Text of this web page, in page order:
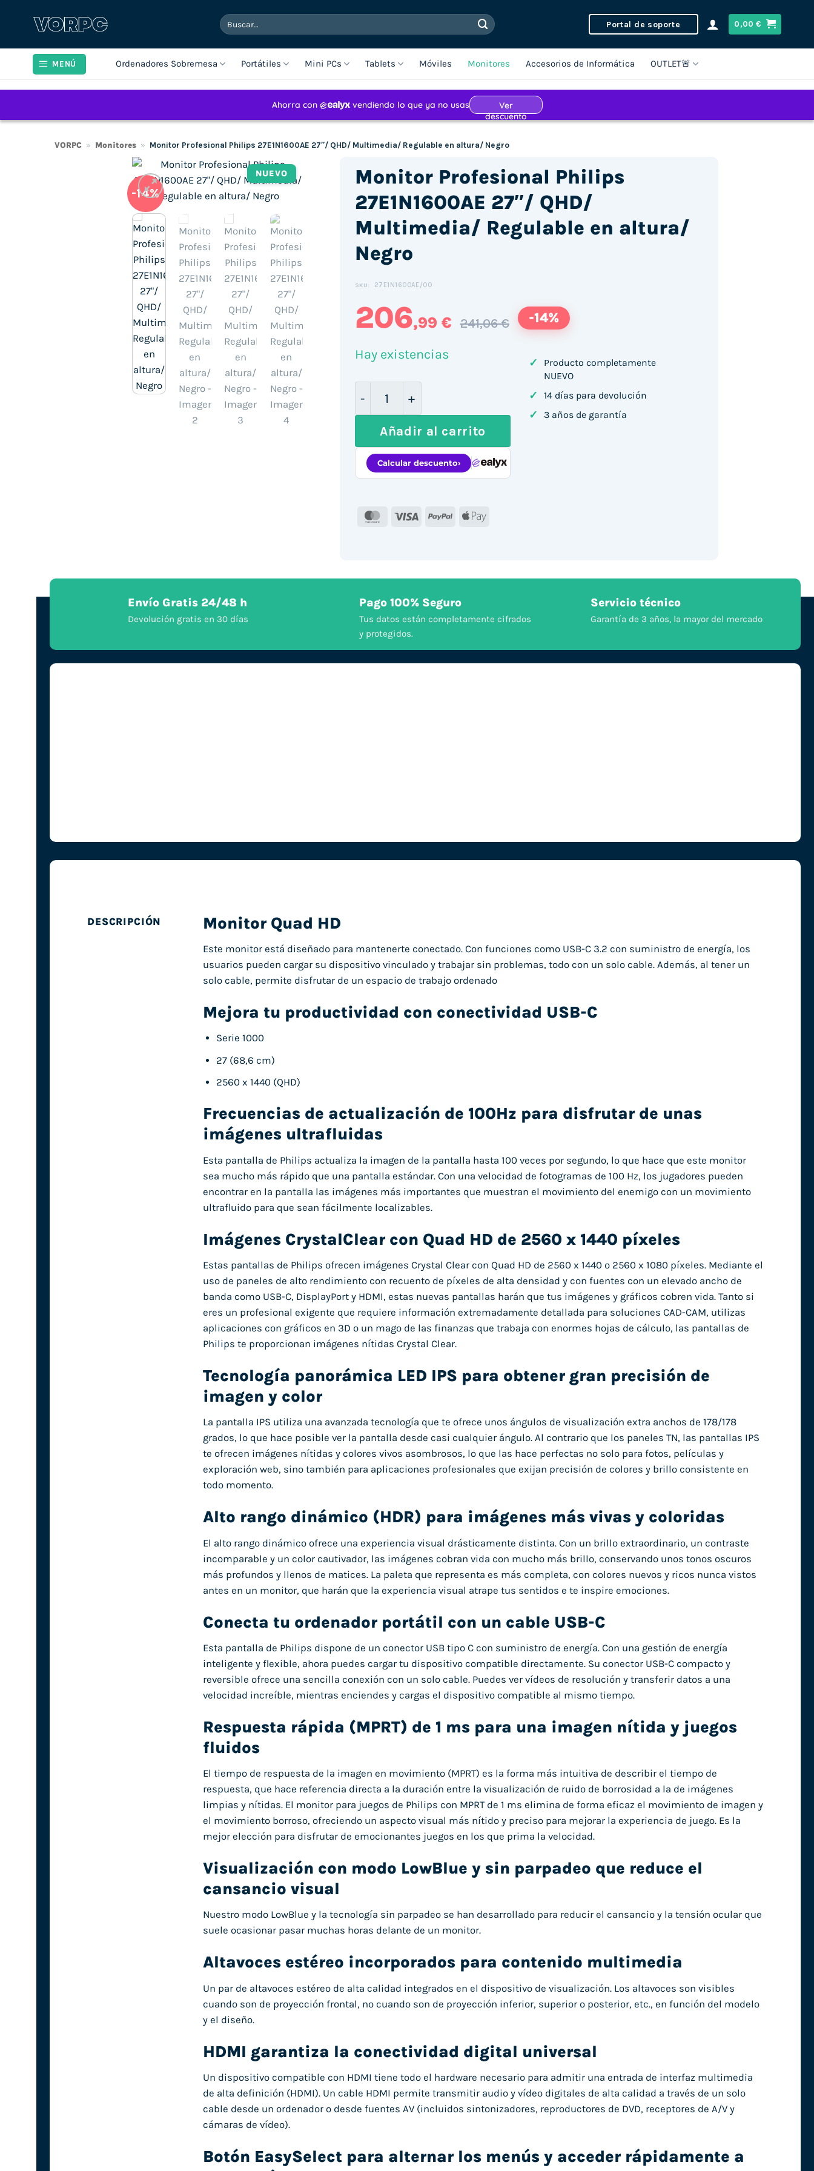
Buscar
por:
Portal de soporte 0,00€
MENÚ Ordenadores Sobremesa Portátiles Mini PCs Tablets Móviles Monitores Accesorios de Informática OUTLET🚨
VORPC » Monitores » Monitor Profesional Philips 27E1N1600AE 27″/ QHD/ Multimedia/ Regulable en altura/ Negro
NUEVO
-14%
Monitor Profesional Philips
27E1N1600AE 27″/ QHD/
Multimedia/ Regulable en altura/
Negro
SKU: 27E1N1600AE/00
206,99 € 241,06 € -14%
Hay existencias
Monitor Profesional Philips 27E1N1600AE 27"/ QHD/ Multimedia/ Regulable en
Añadir al carrito
MasterCard
Visa PayPal Apple
✓
Producto completamente
NUEVO
✓ 14 días para devolución
✓ 3 años de garantía
Envío Gratis 24/48 h
Devolución gratis en 30 días
Pago 100% Seguro
Tus datos están completamente cifrados
y protegidos.
Servicio técnico
Garantía de 3 años, la mayor del mercado
DESCRIPCIÓN Monitor Quad HD
Este monitor está diseñado para mantenerte conectado. Con funciones como USB-C 3.2 con suministro de energía, los
usuarios pueden cargar su dispositivo vinculado y trabajar sin problemas, todo con un solo cable. Además, al tener un
solo cable, permite disfrutar de un espacio de trabajo ordenado
Mejora tu productividad con conectividad USB-C
Serie 1000
27 (68,6 cm)
2560 x 1440 (QHD)
Frecuencias de actualización de 100Hz para disfrutar de unas
imágenes ultrafluidas
Esta pantalla de Philips actualiza la imagen de la pantalla hasta 100 veces por segundo, lo que hace que este monitor
sea mucho más rápido que una pantalla estándar. Con una velocidad de fotogramas de 100 Hz, los jugadores pueden
encontrar en la pantalla las imágenes más importantes que muestran el movimiento del enemigo con un movimiento
ultrafluido para que sean fácilmente localizables.
Imágenes CrystalClear con Quad HD de 2560 x 1440 píxeles
Estas pantallas de Philips ofrecen imágenes Crystal Clear con Quad HD de 2560 x 1440 o 2560 x 1080 píxeles. Mediante el
uso de paneles de alto rendimiento con recuento de píxeles de alta densidad y con fuentes con un elevado ancho de
banda como USB-C, DisplayPort y HDMI, estas nuevas pantallas harán que tus imágenes y gráficos cobren vida. Tanto si
eres un profesional exigente que requiere información extremadamente detallada para soluciones CAD-CAM, utilizas
aplicaciones con gráficos en 3D o un mago de las finanzas que trabaja con enormes hojas de cálculo, las pantallas de
Philips te proporcionan imágenes nítidas Crystal Clear.
Tecnología panorámica LED IPS para obtener gran precisión de
imagen y color
La pantalla IPS utiliza una avanzada tecnología que te ofrece unos ángulos de visualización extra anchos de 178/178
grados, lo que hace posible ver la pantalla desde casi cualquier ángulo. Al contrario que los paneles TN, las pantallas IPS
te ofrecen imágenes nítidas y colores vivos asombrosos, lo que las hace perfectas no solo para fotos, películas y
exploración web, sino también para aplicaciones profesionales que exijan precisión de colores y brillo consistente en
todo momento.
Alto rango dinámico (HDR) para imágenes más vivas y coloridas
El alto rango dinámico ofrece una experiencia visual drásticamente distinta. Con un brillo extraordinario, un contraste
incomparable y un color cautivador, las imágenes cobran vida con mucho más brillo, conservando unos tonos oscuros
más profundos y llenos de matices. La paleta que representa es más completa, con colores nuevos y ricos nunca vistos
antes en un monitor, que harán que la experiencia visual atrape tus sentidos e te inspire emociones.
Conecta tu ordenador portátil con un cable USB-C
Esta pantalla de Philips dispone de un conector USB tipo C con suministro de energía. Con una gestión de energía
inteligente y flexible, ahora puedes cargar tu dispositivo compatible directamente. Su conector USB-C compacto y
reversible ofrece una sencilla conexión con un solo cable. Puedes ver vídeos de resolución y transferir datos a una
velocidad increíble, mientras enciendes y cargas el dispositivo compatible al mismo tiempo.
Respuesta rápida (MPRT) de 1 ms para una imagen nítida y juegos
fluidos
El tiempo de respuesta de la imagen en movimiento (MPRT) es la forma más intuitiva de describir el tiempo de
respuesta, que hace referencia directa a la duración entre la visualización de ruido de borrosidad a la de imágenes
limpias y nítidas. El monitor para juegos de Philips con MPRT de 1 ms elimina de forma eficaz el movimiento de imagen y
el movimiento borroso, ofreciendo un aspecto visual más nítido y preciso para mejorar la experiencia de juego. Es la
mejor elección para disfrutar de emocionantes juegos en los que prima la velocidad.
Visualización con modo LowBlue y sin parpadeo que reduce el
cansancio visual
Nuestro modo LowBlue y la tecnología sin parpadeo se han desarrollado para reducir el cansancio y la tensión ocular que
suele ocasionar pasar muchas horas delante de un monitor.
Altavoces estéreo incorporados para contenido multimedia
Un par de altavoces estéreo de alta calidad integrados en el dispositivo de visualización. Los altavoces son visibles
cuando son de proyección frontal, no cuando son de proyección inferior, superior o posterior, etc., en función del modelo
y el diseño.
HDMI garantiza la conectividad digital universal
Un dispositivo compatible con HDMI tiene todo el hardware necesario para admitir una entrada de interfaz multimedia
de alta definición (HDMI). Un cable HDMI permite transmitir audio y vídeo digitales de alta calidad a través de un solo
cable desde un ordenador o desde fuentes AV (incluidos sintonizadores, reproductores de DVD, receptores de A/V y
cámaras de vídeo).
Botón EasySelect para alternar los menús y acceder rápidamente a